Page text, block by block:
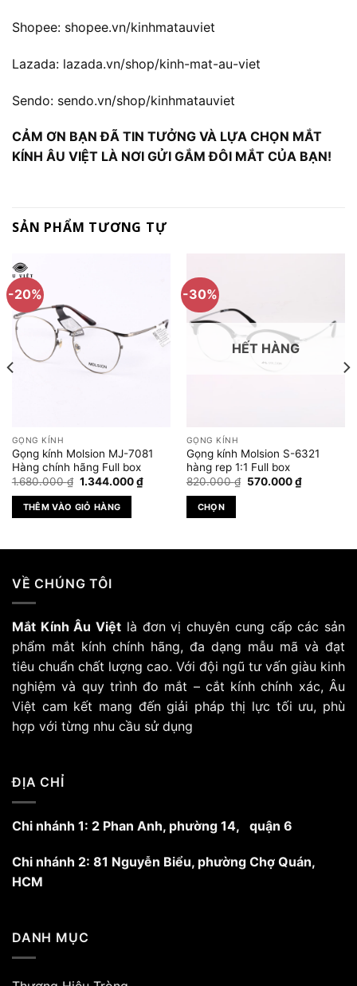
Shopee: shopee.vn/kinhmatauviet
Lazada: lazada.vn/shop/kinh-mat-au-viet
Sendo: sendo.vn/shop/kinhmatauviet
CẢM ƠN BẠN ĐÃ TIN TƯỞNG VÀ LỰA CHỌN MẮT
KÍNH ÂU VIỆT LÀ NƠI GỬI GẮM ĐÔI MẮT CỦA BẠN!
SẢN PHẨM TƯƠNG TỰ
-20%
GỌNG KÍNH
Gọng kính Molsion MJ-7081
Hàng chính hãng Full box
1.680.000₫ Giá
là:
1.680.000 ₫.
1.344.000₫Giá
hiện
1.344.000 ₫.
THÊM VÀO GIỎ HÀNG
-30%
HẾT HÀNG
GỌNG KÍNH
Gọng kính Molsion S-6321
hàng rep 1:1 Full box
820.000₫ Giá
570.000₫Giá
hiện
CHỌN
thể.
Các
tùy
chọn
có
thể
được
VỀ CHÚNG TÔI
Mắt Kính Âu Việt là đơn vị chuyên cung cấp các sản
phẩm mắt kính chính hãng, đa dạng mẫu mã và đạt
tiêu chuẩn chất lượng cao. Với đội ngũ tư vấn giàu kinh
nghiệm và quy trình đo mắt – cắt kính chính xác, Âu
Việt cam kết mang đến giải pháp thị lực tối ưu, phù
hợp với từng nhu cầu sử dụng
ĐỊA CHỈ
Chi nhánh 1: 2 Phan Anh, phường 14, quận 6
Chi nhánh 2: 81 Nguyễn Biểu, phường Chợ Quán,
HCM
DANH MỤC